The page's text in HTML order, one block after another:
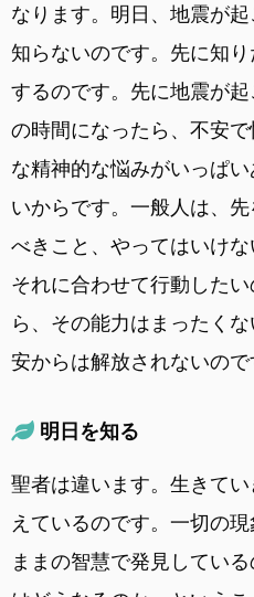
なります。明日、地震が起
知らないのです。先に知
するのです。先に地震が
の時間になったら、不安
な精神的な悩みがいっぱ
いからです。一般人は、
べきこと、やってはいけな
それに合わせて行動した
ら、その能力はまったく
安からは解放されないので
明日を知る
聖者は違います。生きて
えているのです。一切の
ままの智慧で発見してい